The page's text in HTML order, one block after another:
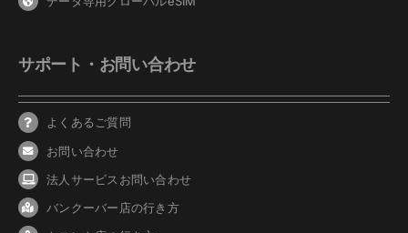
サポート・お問い合わせ
よくあるご質問
お問い合わせ
法人サービスお問い合わせ
バンクーバー 店の行き方